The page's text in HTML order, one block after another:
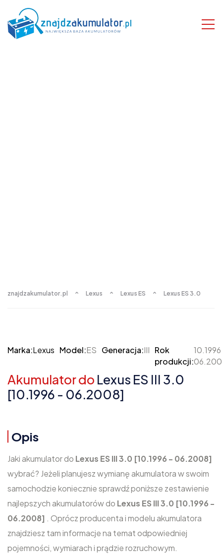
znajdzakumulator.pl Lexus Lexus ES Lexus ES 3.0
Marka:Lexus Model:ES Generacja:III Rok
produkcji:
Akumulator do Lexus ES III 3.0
[10.1996 - 06.2008]
Opis
Jaki akumulator do Lexus ES III 3.0 [10.1996 - 06.2008]
wybrać? Jeżeli planujesz wymianę akumulatora w swoim
samochodzie koniecznie sprawdź poniższe zestawienie
najlepszych akumulatorów do Lexus ES III 3.0 [10.1996 -
06.2008] . Oprócz producenta i modelu akumulatora
znajdziesz tam informacje na temat odpowiedniej
pojemności, wymiarach i prądzie rozruchowym.